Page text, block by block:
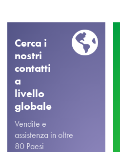
Cerca i
nostri
contatti
a
livello
globale
Vendite e
assistenza in oltre
80 Paesi